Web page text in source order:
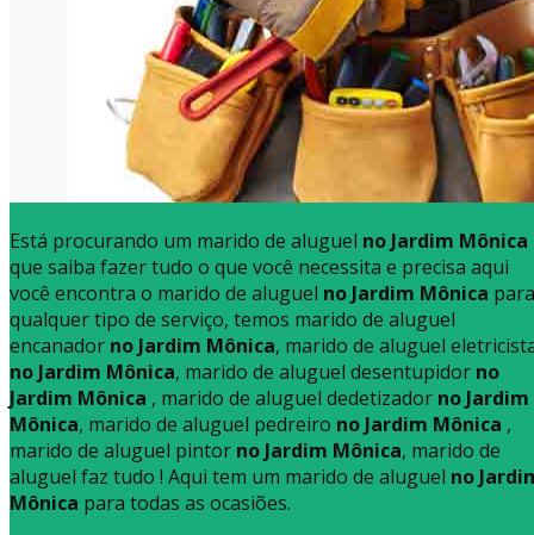
Está procurando um marido de aluguel no Jardim Mônica
que saiba fazer tudo o que você necessita e precisa aqui
você encontra o marido de aluguel no Jardim Mônica para
qualquer tipo de serviço, temos marido de aluguel
encanador no Jardim Mônica, marido de aluguel
no Jardim Mônica, marido de aluguel desentupidor no
Jardim Mônica , marido de aluguel dedetizador no Jardim
Mônica, marido de aluguel pedreiro no Jardim Mônica ,
marido de aluguel pintor no Jardim Mônica, marido de
aluguel faz tudo ! Aqui tem um marido de aluguel no
Mônica para todas as ocasiões.